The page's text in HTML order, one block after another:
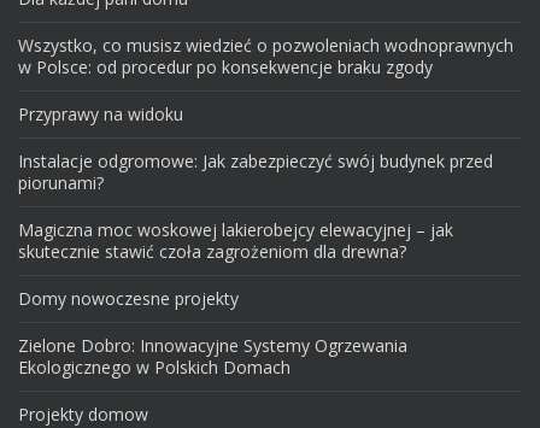
Wszystko, co musisz wiedzieć o pozwoleniach wodnoprawnych
w Polsce: od procedur po konsekwencje braku zgody
Przyprawy na widoku
Instalacje odgromowe: Jak zabezpieczyć swój budynek przed
piorunami?
Magiczna moc woskowej lakierobejcy elewacyjnej – jak
skutecznie stawić czoła zagrożeniom dla drewna?
Domy nowoczesne projekty
Zielone Dobro: Innowacyjne Systemy Ogrzewania
Ekologicznego w Polskich Domach
Projekty domow